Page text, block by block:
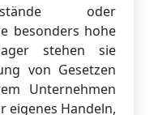
oder
besonders hohe
stehen sie
von Gesetzen
Unternehmen
eigenes Handeln,